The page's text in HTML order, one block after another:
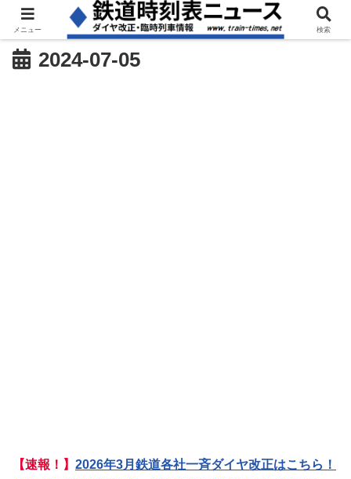
2024-07-05
【速報！】 2026年3月鉄道各社一斉ダイヤ改正はこちら！
メニュー 検索